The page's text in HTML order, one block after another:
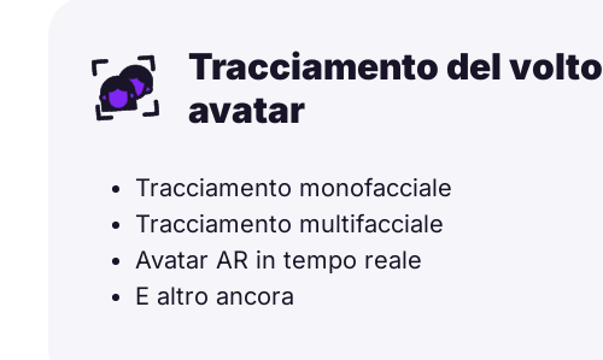
Tracciamento del
avatar
Tracciamento monofacciale
Tracciamento multifacciale
Avatar AR in tempo reale
E altro ancora